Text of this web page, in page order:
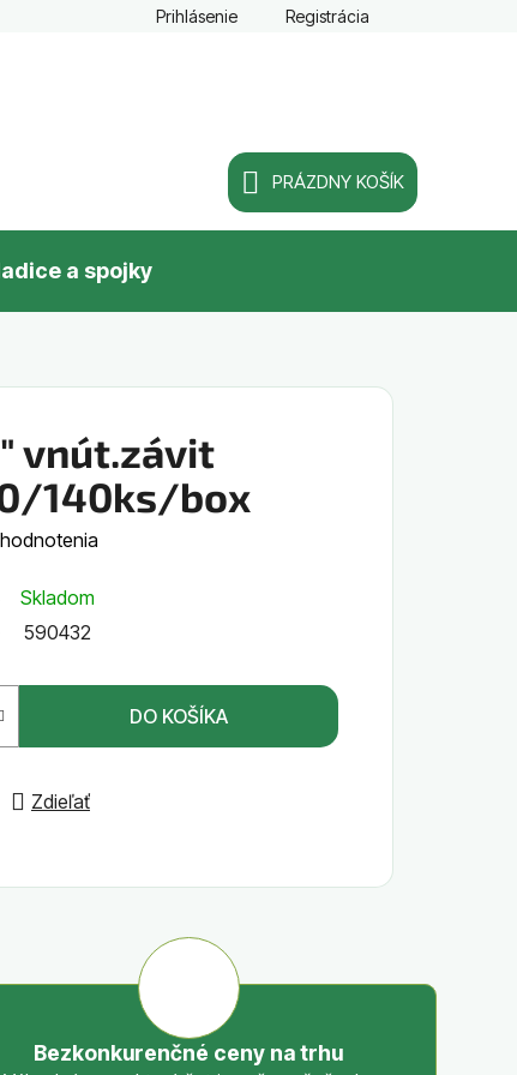
Prihlásenie Registrácia
NÁKUPNÝ
PRÁZDNY KOŠÍK
a spojky
vnút.závit
140ks/box
Skladom
590432
DO KOŠÍKA
Zdieľať
Bezkonkurenčné ceny na trhu